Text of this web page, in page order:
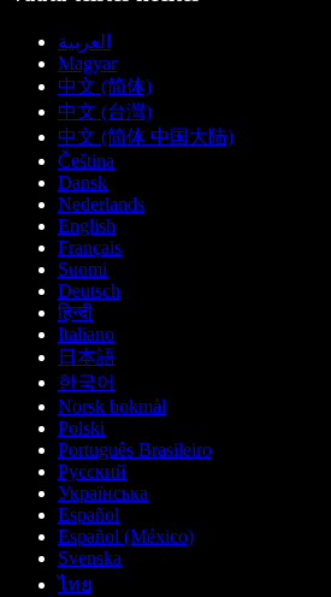
العربية
Magyar
中文 (简体)
中文 (台灣)
中文 (简体 中国大陆)
Čeština
Dansk
Nederlands
English
Français
Suomi
Deutsch
हिन्दी
Italiano
日本語
한국어
Norsk bokmål
Polski
Português Brasileiro
Русский
Українська
Español
Español (México)
Svenska
ไทย